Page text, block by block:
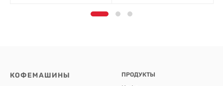
КОФЕМАШИНЫ ПРОДУКТЫ